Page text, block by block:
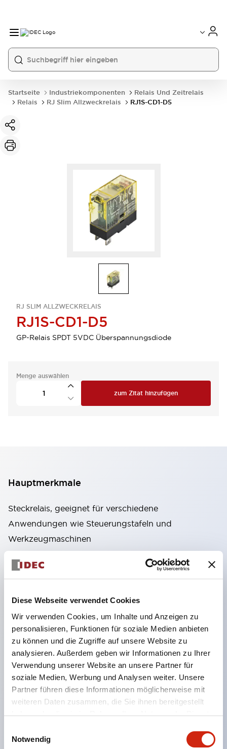
Diese Webseite verwendet Cookies
Wir verwenden Cookies, um Inhalte und Anzeigen zu
personalisieren, Funktionen für soziale Medien anbieten
zu können und die Zugriffe auf unsere Website zu
analysieren. Außerdem geben wir Informationen zu Ihrer
Verwendung unserer Website an unsere Partner für
soziale Medien, Werbung und Analysen weiter. Unsere
Partner führen diese Informationen möglicherweise mit
weiteren Daten zusammen, die Sie ihnen bereitgestellt
haben oder die sie im Rahmen Ihrer Nutzung der Dienste
Notwendig
Startseite Industriekomponenten
Relais Und Zeitrelais
Relais
RJ Slim Allzweckrelais RJ1S-CD1-D5
RJ SLIM ALLZWECKRELAIS
RJ1S-CD1-D5
GP-Relais SPDT 5VDC Überspannungsdiode
Menge auswählen
zum Zitat hinzufügen
Hauptmerkmale
Steckrelais, geeignet für verschiedene
Anwendungen wie Steuerungstafeln und
Werkzeugmaschinen
Hohe Kapazität: Sicherstellung stabiler
Stromübertragung auch bei hohen Strömen durch
Vielfältige Varianten: Typen mit Zusatzfunktionen
wie CR-Schaltungen oder Dioden
Ausgezeichnete Haltbarkeit: Verbesserung der
mechanischen Haltbarkeit und Zuverlässigkeit
durch einzigartige Rückstellfederkonstruktion
Benutzerfreundliches Produktdesign:
Betriebssicht-LED mit hoher Sichtbarkeit,
Spannungserkennung durch Farbband